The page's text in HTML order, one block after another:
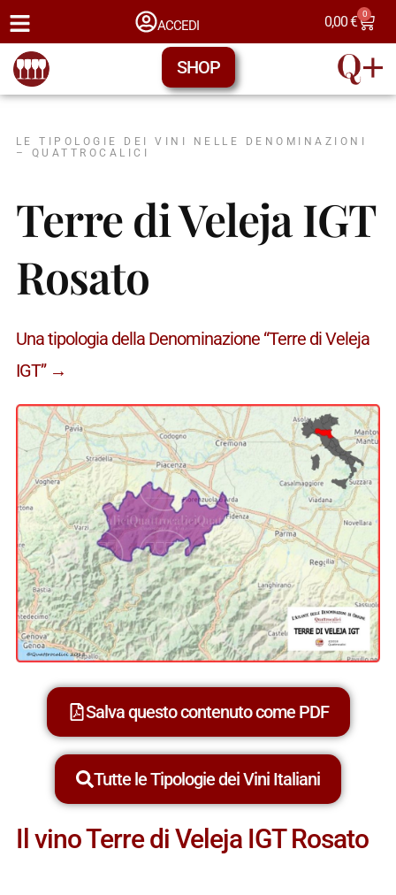
ACCEDI 0,00€ 0
SHOP
LE TIPOLOGIE DEI VINI NELLE DENOMINAZIONI
– QUATTROCALICI
Terre di Veleja IGT
Rosato
Una tipologia della Denominazione “Terre di Veleja
IGT” →
Salva questo contenuto come PDF
Tutte le Tipologie dei Vini Italiani
Il vino Terre di Veleja IGT Rosato